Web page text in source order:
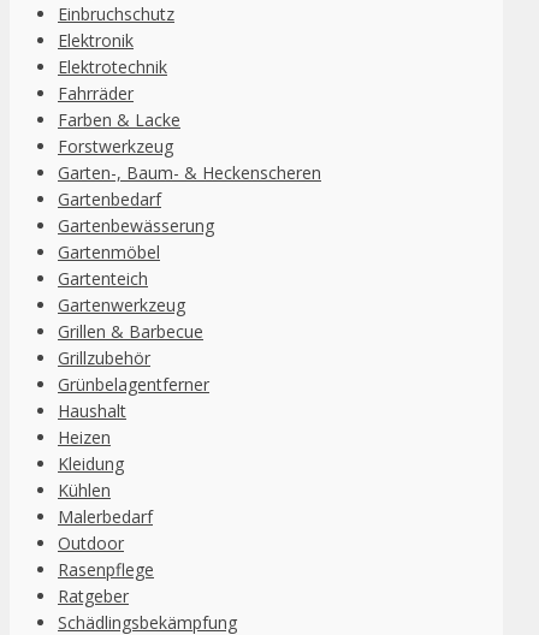
Einbruchschutz
Elektronik
Elektrotechnik
Fahrräder
Farben & Lacke
Forstwerkzeug
Garten-, Baum- & Heckenscheren
Gartenbedarf
Gartenbewässerung
Gartenmöbel
Gartenteich
Gartenwerkzeug
Grillen & Barbecue
Grillzubehör
Grünbelagentferner
Haushalt
Heizen
Kleidung
Kühlen
Malerbedarf
Outdoor
Rasenpflege
Ratgeber
Schädlingsbekämpfung